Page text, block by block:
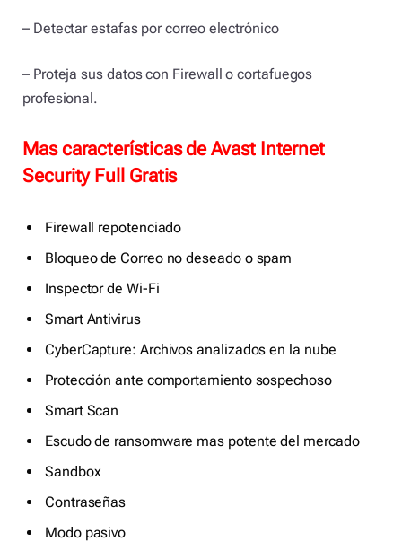
– Detectar estafas por correo electrónico
– Proteja sus datos con Firewall o cortafuegos
profesional.
Mas características de Avast Internet
Security Full Gratis
Firewall repotenciado
Bloqueo de Correo no deseado o spam
Inspector de Wi-Fi
Smart Antivirus
CyberCapture: Archivos analizados en la nube
Protección ante comportamiento sospechoso
Smart Scan
Escudo de ransomware mas potente del mercado
Sandbox
Contraseñas
Modo pasivo